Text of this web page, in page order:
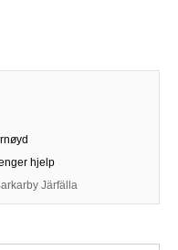
hjelp
Järfälla